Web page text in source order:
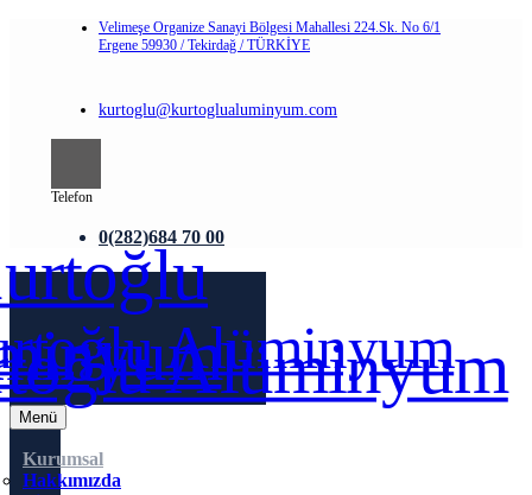
Velimeşe Organize Sanayi Bölgesi Mahallesi 224.Sk. No 6/1
Ergene 59930 / Tekirdağ / TÜRKİYE
kurtoglu@kurtoglualuminyum.com
Telefon
0(282)684 70 00
Menü
Kurumsal
Hakkımızda